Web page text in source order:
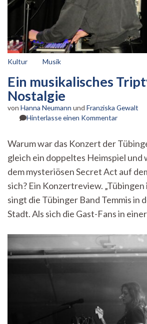
Kultur Musik
Ein musikalisches
Nostalgie
von Hanna Neumann und Franziska Gewalt
Hinterlasse einen Kommentarzu
der
Nostalgie
Warum war das Konzert der
gleich ein doppeltes Heimspiel und
dem mysteriösen Secret Act auf
sich? Ein Konzertreview. „Tübingen
singt die Tübinger Band Temmis in
Stadt. Als sich die Gast-Fans in